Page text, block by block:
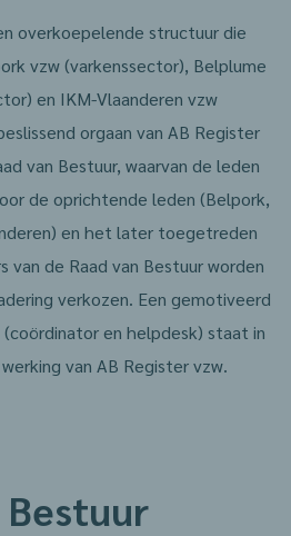
overkoepelende structuur die
vzw (varkenssector), Belplume
en IKM-Vlaanderen vzw
orgaan van AB Register
van Bestuur, waarvan de leden
de oprichtende leden (Belpork,
en het later toegetreden
van de Raad van Bestuur worden
verkozen. Een gemotiveerd
en helpdesk) staat in
van AB Register vzw.
Bestuur